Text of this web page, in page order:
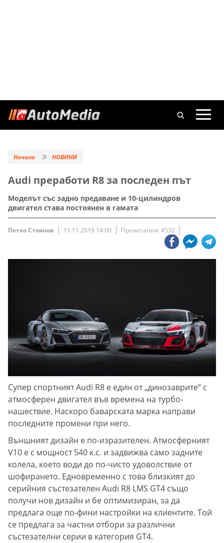
Начало НОВИНИ
Audi преработи R8 за последен път
Моделът със задно предаване и 10-цилиндров
двигател става постоянен в гамата
Петко Стоянов 11.11.2019 14:00 Прочитания: 4532
Супер спортният Audi R8 е един от „динозаврите“ с
атмосферен двигател във времена на турбо-
нашествие. Наскоро баварската марка направи
последните промени при него.
Външният дизайн е по-изразителен. Атмосферният
V10 е с мощност 540 к.с. и задвижва само задните
колела, което води до по-чисто удоволствие от
шофирането. Едновременно с това близкият до
серийния състезателен Audi R8 LMS GT4 също
получи нов дизайн и бе оптимизиран, за да
предлага още по-фини настройки на клиентите. Той
се предлага за частни отбори за различни
състезателни серии в категория GT4.